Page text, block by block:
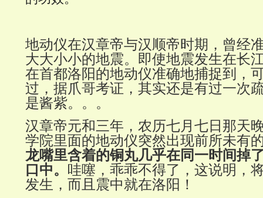
地动仪在汉章帝与汉顺帝时期，曾经
大大小小的地震。即使地震发生在长
在首都洛阳的地动仪准确地捕捉到，
过，据爪哥考证，其实还是有过一次
是酱紫。。。
汉章帝元和三年，农历七月七日那天
学院里面的地动仪突然出现前所未有
龙嘴里含着的铜丸几乎在同一时间掉
口中。 哇噻，乖乖不得了，这说明，
发生，而且震中就在洛阳！